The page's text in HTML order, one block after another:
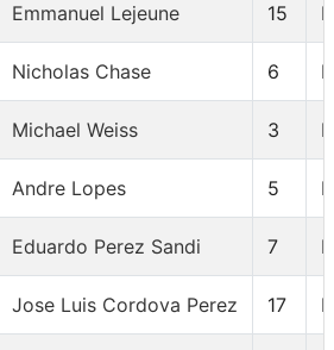
Emmanuel Lejeune 15
Nicholas Chase 6
Michael Weiss 3
Andre Lopes 5
Eduardo Perez Sandi 7
Jose Luis Cordova Perez 17